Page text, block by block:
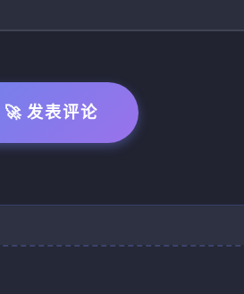
🚀 发表评论